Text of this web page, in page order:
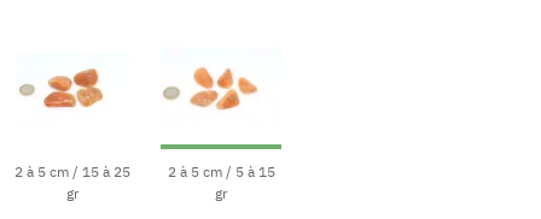
2 à 5 cm / 15 à 25
gr
2 à 5 cm / 5 à 15
gr